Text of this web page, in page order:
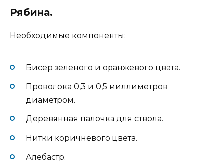
Рябина.
Необходимые компоненты:
Бисер зеленого и оранжевого цвета.
Проволока 0,3 и 0,5 миллиметров
диаметром.
Деревянная палочка для ствола.
Нитки коричневого цвета.
Алебастр.